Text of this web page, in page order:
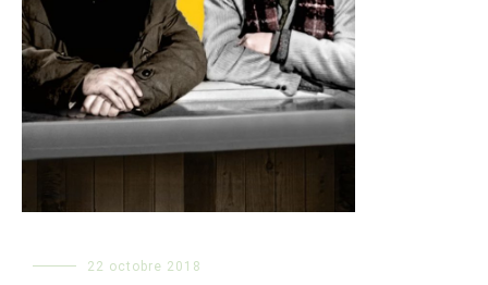
22 octobre 2018